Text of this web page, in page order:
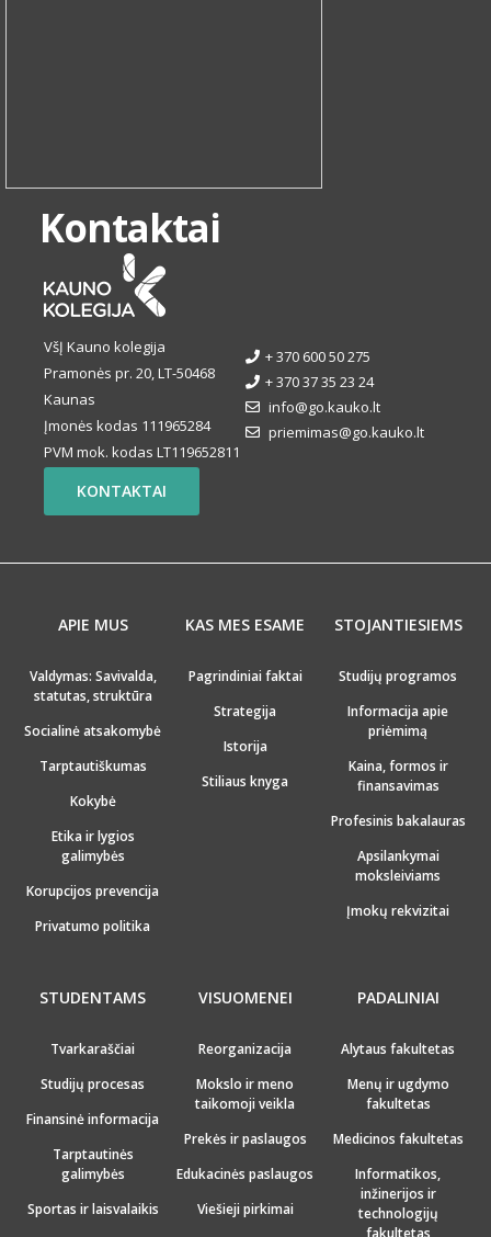
Kontaktai
VšĮ Kauno kolegija
Pramonės pr. 20, LT-50468
Kaunas
Įmonės kodas 111965284
PVM mok. kodas LT119652811
+ 370 600 50 275
+ 370 37 35 23 24
info@go.kauko.lt
priemimas@go.kauko.lt
KONTAKTAI
APIE MUS
Valdymas: Savivalda,
statutas, struktūra
Socialinė atsakomybė
Tarptautiškumas
Kokybė
Etika ir lygios
galimybės
Korupcijos prevencija
Privatumo politika
KAS MES ESAME
Pagrindiniai faktai
Strategija
Istorija
Stiliaus knyga
STOJANTIESIEMS
Studijų programos
Informacija apie
priėmimą
Kaina, formos ir
finansavimas
Profesinis bakalauras
Apsilankymai
moksleiviams
Įmokų rekvizitai
STUDENTAMS
Tvarkaraščiai
Studijų procesas
Finansinė informacija
Tarptautinės
galimybės
Sportas ir laisvalaikis
VISUOMENEI
Reorganizacija
Mokslo ir meno
taikomoji veikla
Prekės ir paslaugos
Edukacinės paslaugos
Viešieji pirkimai
PADALINIAI
Alytaus fakultetas
Menų ir ugdymo
fakultetas
Medicinos fakultetas
Informatikos,
inžinerijos ir
technologijų
fakultetas